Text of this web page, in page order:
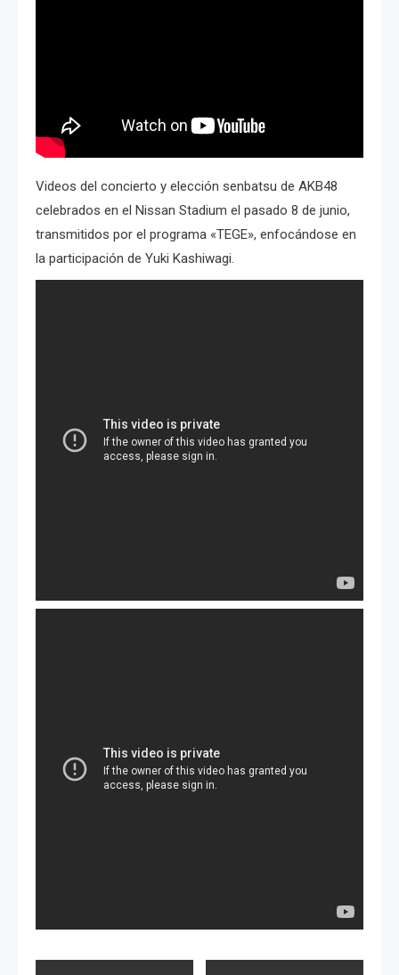
Videos del concierto y elección senbatsu de AKB48
celebrados en el Nissan Stadium el pasado 8 de junio,
transmitidos por el programa «TEGE», enfocándose en
la participación de Yuki Kashiwagi.